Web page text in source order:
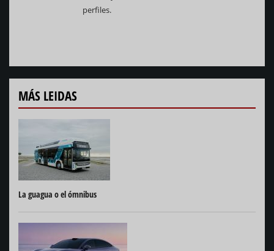
perfiles.
MÁS LEIDAS
La guagua o el ómnibus